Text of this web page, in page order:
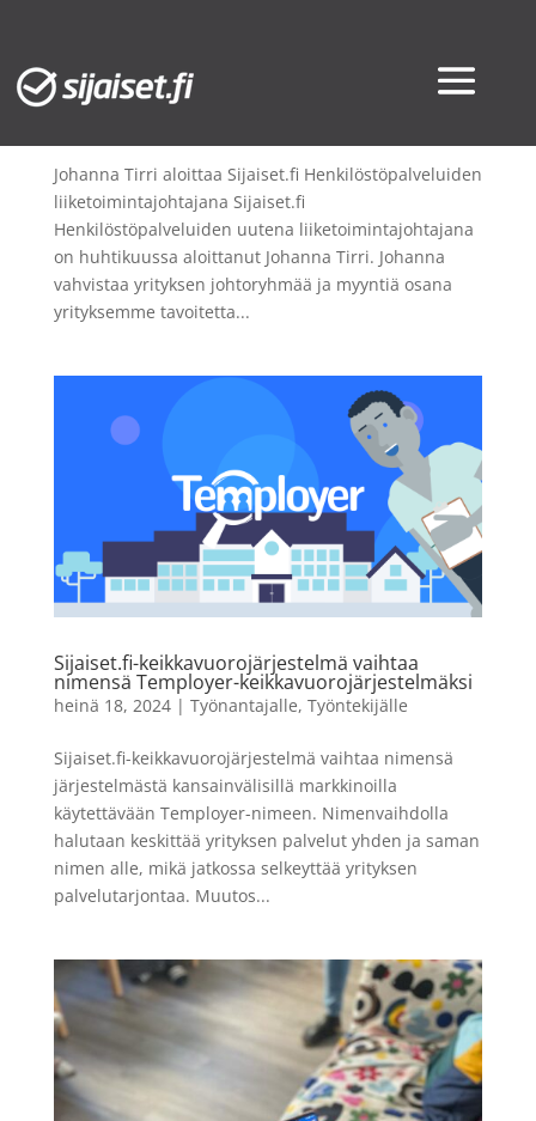
Johanna Tirri aloittaa Sijaiset.fi
Henkilöstöpalveluiden liiketoimintajohtajana
Johanna Tirri aloittaa Sijaiset.fi Henkilöstöpalveluiden
liiketoimintajohtajana Sijaiset.fi
Henkilöstöpalveluiden uutena liiketoimintajohtajana
on huhtikuussa aloittanut Johanna Tirri. Johanna
vahvistaa yrityksen johtoryhmää ja myyntiä osana
yrityksemme tavoitetta...
Sijaiset.fi-keikkavuorojärjestelmä vaihtaa
nimensä Temployer-keikkavuorojärjestelmäksi
heinä 18, 2024| Työnantajalle, Työntekijälle
Sijaiset.fi-keikkavuorojärjestelmä vaihtaa nimensä
järjestelmästä kansainvälisillä markkinoilla
käytettävään Temployer-nimeen. Nimenvaihdolla
halutaan keskittää yrityksen palvelut yhden ja saman
nimen alle, mikä jatkossa selkeyttää yrityksen
palvelutarjontaa. Muutos...